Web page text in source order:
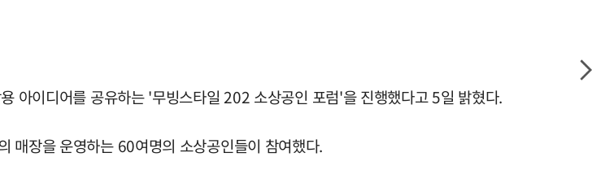
아이디어를 공유하는 '무빙스타일 202 소상공인 포럼'을 진행했다고 5일 밝혔다.
매장을 운영하는 60여명의 소상공인들이 참여했다.